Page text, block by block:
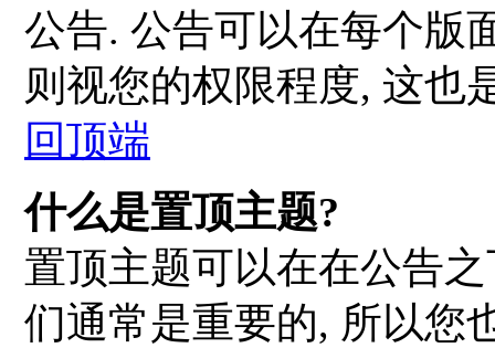
公告. 公告可以在每个版
则视您的权限程度, 这也
回顶端
什么是置顶主题?
置顶主题可以在在公告
们通常是重要的, 所以您